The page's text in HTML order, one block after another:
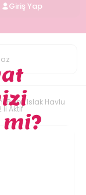
Giriş Yap
Baby Islak Havlu
li Aktif